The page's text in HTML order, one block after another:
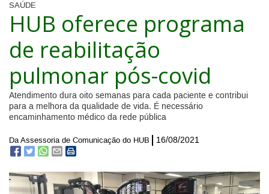
SAÚDE
HUB oferece programa
de reabilitação
pulmonar pós-covid
Atendimento dura oito semanas para cada paciente e contribui
para a melhora da qualidade de vida. É necessário
encaminhamento médico da rede pública
Da Assessoria de Comunicação do HUB 16/08/2021